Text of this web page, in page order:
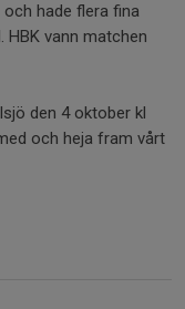
hade flera fina
vann matchen
den 4 oktober kl
och heja fram vårt